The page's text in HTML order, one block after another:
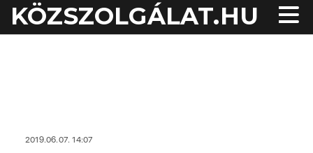
KÖZSZOLGÁLAT.HU
2019.06.07. 14:07